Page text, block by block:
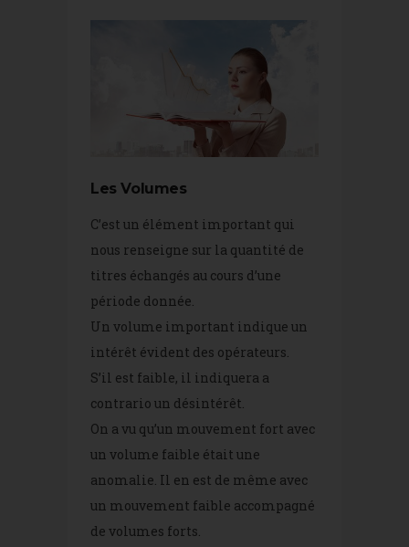
Les Volumes
C’est un élément important qui
nous renseigne sur la quantité de
titres échangés au cours d’une
période donnée.
Un volume important indique un
intérêt évident des opérateurs.
S’il est faible, il indiquera a
contrario un désintérêt.
On a vu qu’un mouvement fort avec
un volume faible était une
anomalie. Il en est de même avec
un mouvement faible accompagné
de volumes forts.